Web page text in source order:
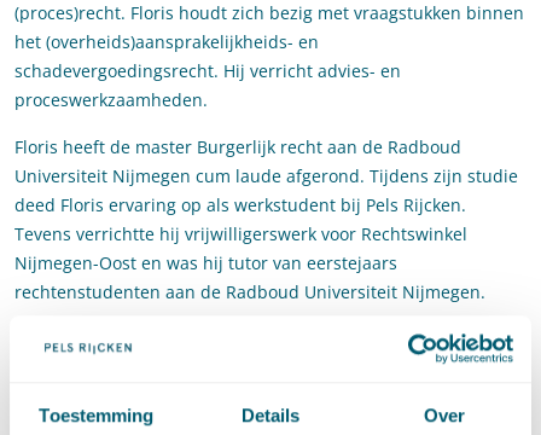
Toestemming Details Over
(proces)recht. Floris houdt zich bezig met vraagstukken binnen
het (overheids)aansprakelijkheids- en
schadevergoedingsrecht. Hij verricht advies- en
proceswerkzaamheden.
Floris heeft de master Burgerlijk recht aan de Radboud
Universiteit Nijmegen cum laude afgerond. Tijdens zijn studie
deed Floris ervaring op als werkstudent bij Pels Rijcken.
Tevens verrichtte hij vrijwilligerswerk voor Rechtswinkel
Nijmegen-Oost en was hij tutor van eerstejaars
rechtenstudenten aan de Radboud Universiteit Nijmegen.
Contact
+31 70 515 3000
Bel naar Floris Hutter